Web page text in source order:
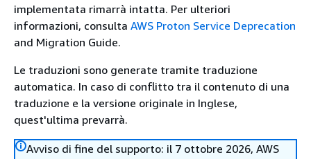
implementata rimarrà intatta. Per ulteriori
informazioni, consulta AWS Proton Service Deprecation
and Migration Guide.
Le traduzioni sono generate tramite traduzione
automatica. In caso di conflitto tra il contenuto di una
traduzione e la versione originale in Inglese,
quest'ultima prevarrà.
Avviso di fine del supporto: il 7 ottobre 2026, AWS